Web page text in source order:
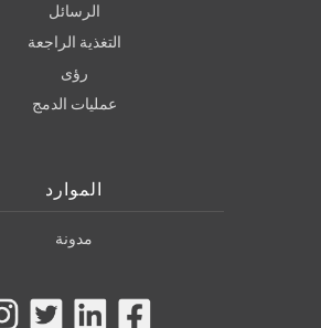
الرسائل
التغذية الراجعة
رؤى
عمليات الدمج
الموارد
مدونة